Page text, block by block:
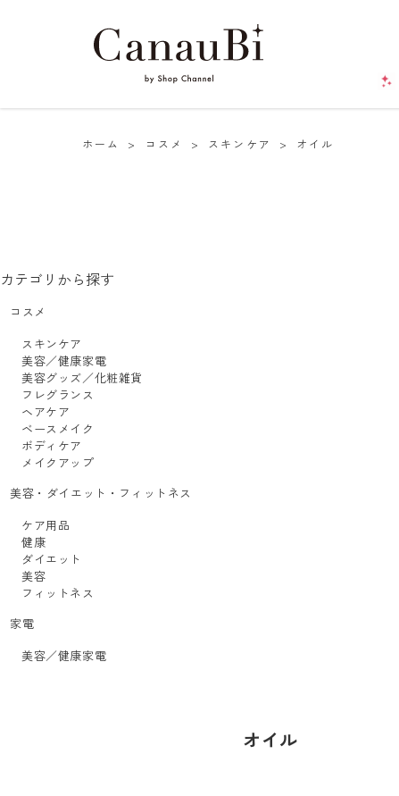
ホーム > コスメ > スキンケア > オイル
カテゴリから探す
コスメ
スキンケア
美容／健康家電
美容グッズ／化粧雑貨
フレグランス
ヘアケア
ベースメイク
ボディケア
メイクアップ
美容・ダイエット・フィットネス
ケア用品
健康
ダイエット
美容
フィットネス
家電
美容／健康家電
オイル